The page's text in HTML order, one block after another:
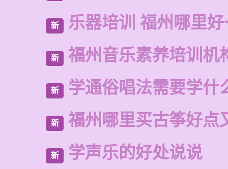
新 乐器培训 福州哪里
新 福州音乐素养培训机
新 学通俗唱法需要学什
新 福州哪里买古筝好点
新 学声乐的好处说说